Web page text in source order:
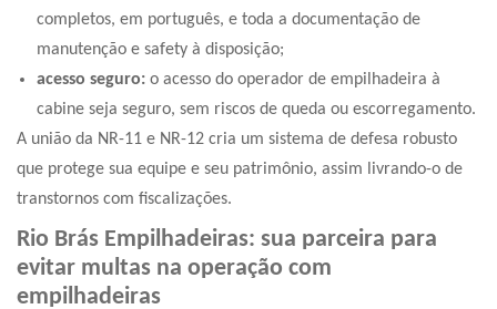
completos, em português, e toda a documentação de
manutenção e safety à disposição;
acesso seguro: o acesso do operador de empilhadeira à
cabine seja seguro, sem riscos de queda ou escorregamento.
A união da NR-11 e NR-12 cria um sistema de defesa robusto
que protege sua equipe e seu patrimônio, assim livrando-o de
transtornos com fiscalizações.
Rio Brás Empilhadeiras: sua parceira para
evitar multas na operação com
empilhadeiras